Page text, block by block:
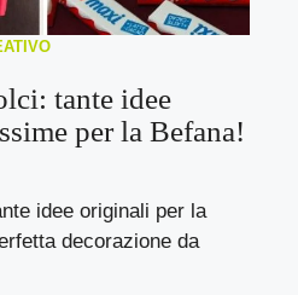
tante idee
per la Befana!
idee originali per la
decorazione da